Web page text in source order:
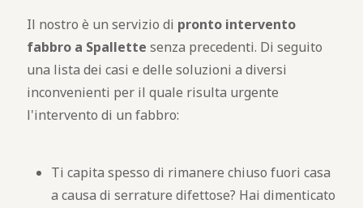
Il nostro è un servizio di pronto intervento
fabbro a Spallette senza precedenti. Di seguito
una lista dei casi e delle soluzioni a diversi
inconvenienti per il quale risulta urgente
l'intervento di un fabbro:
Ti capita spesso di rimanere chiuso fuori casa
a causa di serrature difettose? Hai dimenticato